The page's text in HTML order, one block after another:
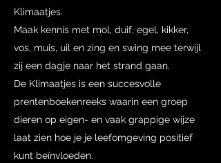
Klimaatjes.
Maak kennis met mol, duif, egel, kikker,
vos, muis, uil en zing en swing mee terwijl
zij een dagje naar het strand gaan.
De Klimaatjes is een succesvolle
prentenboekenreeks waarin een groep
dieren op eigen- en vaak grappige wijze
laat zien hoe je je leefomgeving positief
kunt beïnvloeden.